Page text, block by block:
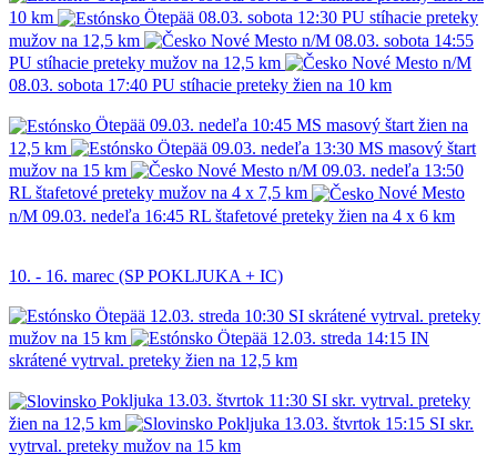
10 km
Ötepää 08.03. sobota 12:30 PU stíhacie preteky
mužov na 12,5 km
Nové Mesto n/M 08.03. sobota 14:55
PU stíhacie preteky mužov na 12,5 km
Nové Mesto n/M
08.03. sobota 17:40 PU stíhacie preteky žien na 10 km
Ötepää 09.03. nedeľa 10:45 MS masový štart žien na
12,5 km
Ötepää 09.03. nedeľa 13:30 MS masový štart
mužov na 15 km
Nové Mesto n/M 09.03. nedeľa 13:50
RL štafetové preteky mužov na 4 x 7,5 km
Nové Mesto
n/M 09.03. nedeľa 16:45 RL štafetové preteky žien na 4 x 6 km
10. - 16. marec (SP POKLJUKA + IC)
Ötepää 12.03. streda 10:30 SI skrátené vytrval. preteky
mužov na 15 km
Ötepää 12.03. streda 14:15 IN
skrátené vytrval. preteky žien na 12,5 km
Pokljuka 13.03. štvrtok 11:30 SI skr. vytrval. preteky
žien na 12,5 km
Pokljuka 13.03. štvrtok 15:15 SI skr.
vytrval. preteky mužov na 15 km